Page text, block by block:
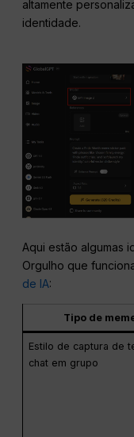
altamente
identidade.
Aqui estão algumas
Orgulho que
de IA:
Tipo de
Estilo de captura de
chat em grupo